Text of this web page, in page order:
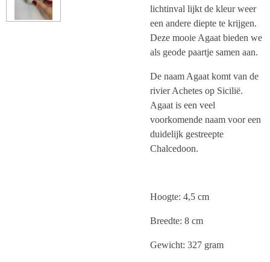
lichtinval lijkt de kleur weer
een andere diepte te krijgen.
Deze mooie Agaat bieden we
als geode paartje samen aan.
De naam Agaat komt van de
rivier Achetes op Sicilië.
Agaat is een veel
voorkomende naam voor een
duidelijk gestreepte
Chalcedoon.
Hoogte: 4,5 cm
Breedte: 8 cm
Gewicht: 327 gram